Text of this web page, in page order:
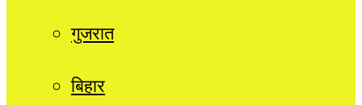
गुजरात
बिहार